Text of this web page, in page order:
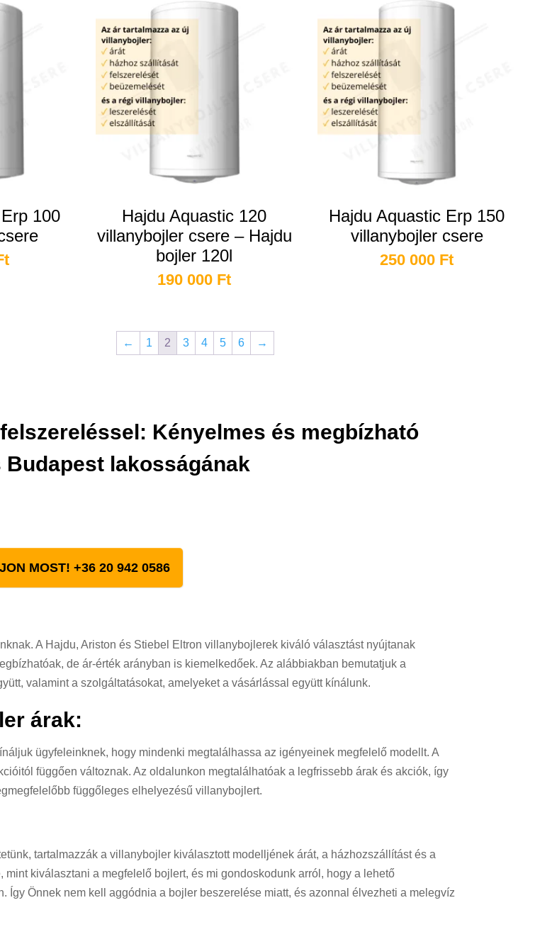
100
Hajdu Aquastic 120
villanybojler csere – Hajdu
bojler 120l
190 000 Ft
Hajdu Aquastic Erp 150
villanybojler csere
250 000 Ft
← 1 2 3 4 5 6 →
Kényelmes és megbízható
Budapest lakosságának
MOST! +36 20 942 0586
A Hajdu, Ariston és Stiebel Eltron villanybojlerek kiváló választást nyújtanak
de ár-érték arányban is kiemelkedőek. Az alábbiakban bemutatjuk a
valamint a szolgáltatásokat, amelyeket a vásárlással együtt kínálunk.
árak:
ügyfeleinknek, hogy mindenki megtalálhassa az igényeinek megfelelő modellt. A
függően változnak. Az oldalunkon megtalálhatóak a legfrissebb árak és akciók, így
függőleges elhelyezésű villanybojlert.
tartalmazzák a villanybojler kiválasztott modelljének árát, a házhozszállítást és a
kiválasztani a megfelelő bojlert, és mi gondoskodunk arról, hogy a lehető
Így Önnek nem kell aggódnia a bojler beszerelése miatt, és azonnal élvezheti a melegvíz